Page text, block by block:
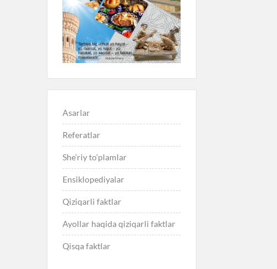
Asarlar
Referatlar
She’riy to’plamlar
Ensiklopediyalar
Qiziqarli faktlar
Ayollar haqida qiziqarli faktlar
Qisqa faktlar